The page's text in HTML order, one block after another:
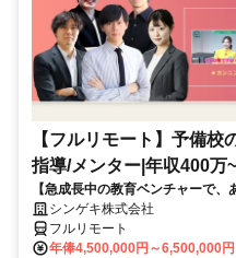
【フルリモート】予備校
指導/メンター|年収400万
【急成長中の教育ベンチャーで
在、事業拡大に伴い、コースをと
しています。「教育」のプロとし
始めませんか？
シンゲキ株式会社
フルリモート
年俸4,500,000円～6,500,000円